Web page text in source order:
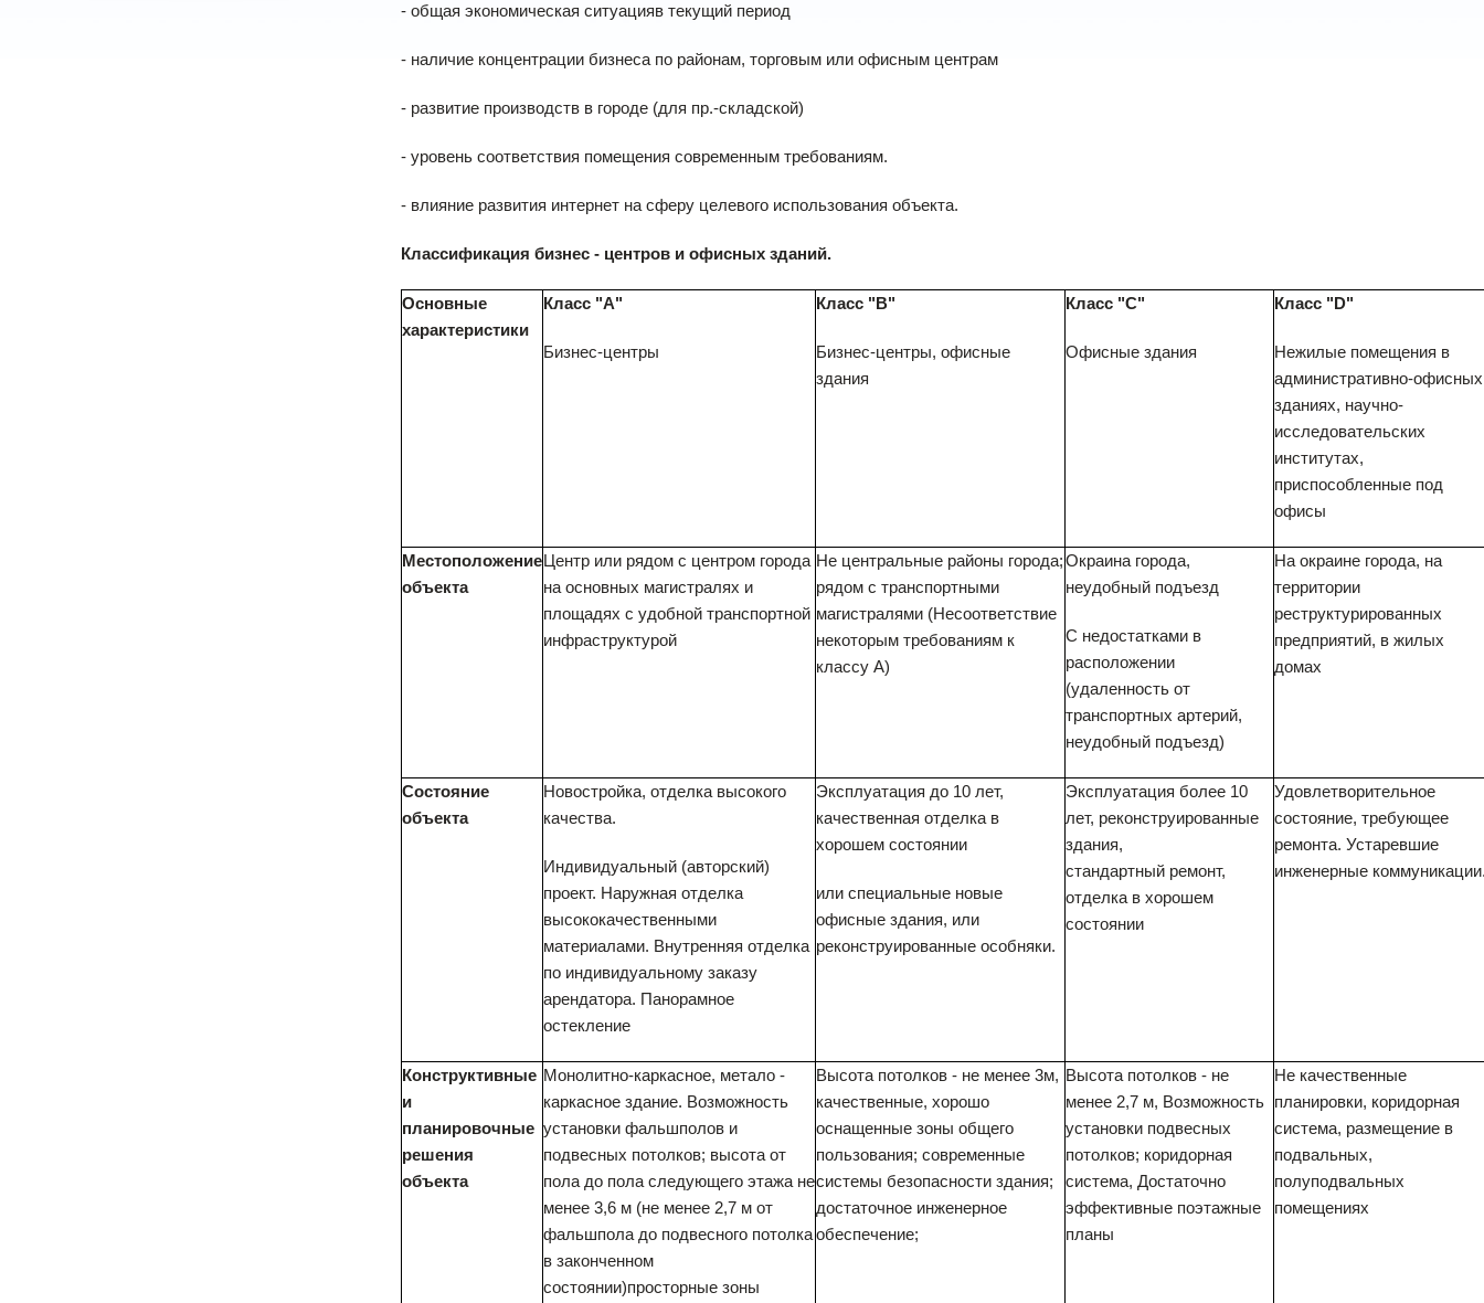
- общая экономическая ситуацияв текущий период
- наличие концентрации бизнеса по районам, торговым или офисным центрам
- развитие производств в городе (для пр.-складской)
- уровень соответствия помещения современным требованиям.
- влияние развития интернет на сферу целевого использования объекта.
Классификация бизнес - центров и офисных зданий.
Основные
характеристики
Класс "А"
Бизнес-центры
Класс "В"
Бизнес-центры, офисные
здания
Класс "С"
Офисные здания
Класс "D"
Нежилые помещения в
административно-офисных
зданиях, научно-
исследовательских
институтах,
приспособленные под
офисы
Местоположение
объекта
Центр или рядом с центром города
на основных магистралях и
площадях с удобной транспортной
инфраструктурой
Не центральные районы города;
рядом с транспортными
магистралями (Несоответствие
некоторым требованиям к
классу А)
Окраина города,
неудобный подъезд
С недостатками в
расположении
(удаленность от
транспортных артерий,
неудобный подъезд)
На окраине города, на
территории
реструктурированных
предприятий, в жилых
домах
Состояние
объекта
Новостройка, отделка высокого
качества.
Индивидуальный (авторский)
проект. Наружная отделка
высококачественными
материалами. Внутренняя отделка
по индивидуальному заказу
арендатора. Панорамное
остекление
Эксплуатация до 10 лет,
качественная отделка в
хорошем состоянии
или специальные новые
офисные здания, или
реконструированные особняки.
Эксплуатация более 10
лет, реконструированные
здания,
стандартный ремонт,
отделка в хорошем
состоянии
Удовлетворительное
состояние, требующее
ремонта. Устаревшие
инженерные
Конструктивные
и
планировочные
решения
объекта
Монолитно-каркасное, метало -
каркасное здание. Возможность
установки фальшполов и
подвесных потолков; высота от
пола до пола следующего этажа не
менее 3,6 м (не менее 2,7 м от
фальшпола до подвесного потолка
в законченном
состоянии)просторные зоны
Высота потолков - не менее 3м,
качественные, хорошо
оснащенные зоны общего
пользования; современные
системы безопасности здания;
достаточное инженерное
обеспечение;
Высота потолков - не
менее 2,7 м, Возможность
установки подвесных
потолков; коридорная
система, Достаточно
эффективные поэтажные
планы
Не качественные
планировки, коридорная
система, размещение в
подвальных,
полуподвальных
помещениях